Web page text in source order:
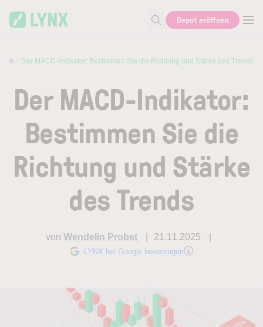
Suche nach Aktie, Autor...
Depot eröffnen
Der MACD-Indikator: Bestimmen Sie die Richtung und Stärke des Trends
Der MACD-Indikator:
Bestimmen Sie die
Richtung und Stärke
des Trends
von Wendelin Probst 21.11.2025
LYNX bei Google bevorzugen